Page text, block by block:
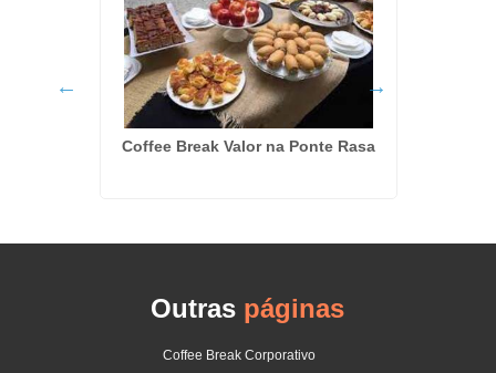
Coffee Break Valor na Ponte Rasa
Outras páginas
Coffee Break Corporativo